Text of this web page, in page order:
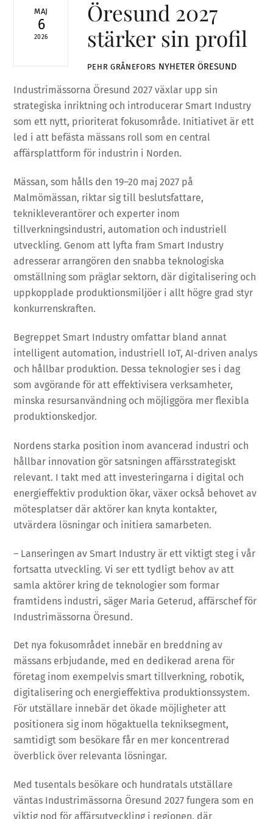
MAJ
6
2026
Öresund 2027
stärker sin profil
PEHR GRÅNEFORS NYHETER ÖRESUND
Industrimässorna Öresund 2027 växlar upp sin
strategiska inriktning och introducerar Smart Industry
som ett nytt, prioriterat fokusområde. Initiativet är ett
led i att befästa mässans roll som en central
affärsplattform för industrin i Norden.
Mässan, som hålls den 19–20 maj 2027 på
Malmömässan, riktar sig till beslutsfattare,
teknikleverantörer och experter inom
tillverkningsindustri, automation och industriell
utveckling. Genom att lyfta fram Smart Industry
adresserar arrangören den snabba teknologiska
omställning som präglar sektorn, där digitalisering och
uppkopplade produktionsmiljöer i allt högre grad styr
konkurrenskraften.
Begreppet Smart Industry omfattar bland annat
intelligent automation, industriell IoT, AI-driven analys
och hållbar produktion. Dessa teknologier ses i dag
som avgörande för att effektivisera verksamheter,
minska resursanvändning och möjliggöra mer flexibla
produktionskedjor.
Nordens starka position inom avancerad industri och
hållbar innovation gör satsningen affärsstrategiskt
relevant. I takt med att investeringarna i digital och
energieffektiv produktion ökar, växer också behovet av
mötesplatser där aktörer kan knyta kontakter,
utvärdera lösningar och initiera samarbeten.
– Lanseringen av Smart Industry är ett viktigt steg i vår
fortsatta utveckling. Vi ser ett tydligt behov av att
samla aktörer kring de teknologier som formar
framtidens industri, säger Maria Geterud, affärschef för
Industrimässorna Öresund.
Det nya fokusområdet innebär en breddning av
mässans erbjudande, med en dedikerad arena för
företag inom exempelvis smart tillverkning, robotik,
digitalisering och energieffektiva produktionssystem.
För utställare innebär det ökade möjligheter att
positionera sig inom högaktuella tekniksegment,
samtidigt som besökare får en mer koncentrerad
överblick över relevanta lösningar.
Med tusentals besökare och hundratals utställare
väntas Industrimässorna Öresund 2027 fungera som en
viktig nod för affärsutveckling i regionen, där